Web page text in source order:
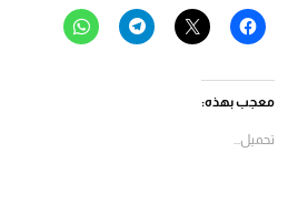
انقر
للمشاركة
(فتح
في
نافذة
النقر
للمشاركة
انقر
للمشاركة
انقر
للمشاركة
معجب بهذه:
تحميل...